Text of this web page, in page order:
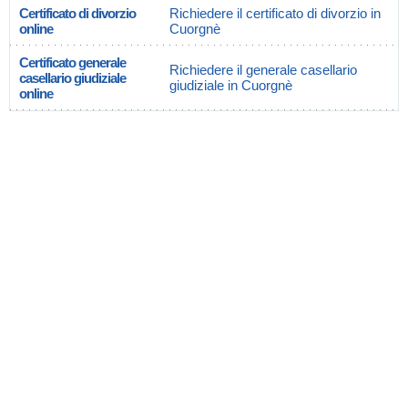
Certificato di divorzio
online
Richiedere il certificato di divorzio in
Cuorgnè
Certificato generale
casellario giudiziale
online
Richiedere il generale casellario
giudiziale in Cuorgnè